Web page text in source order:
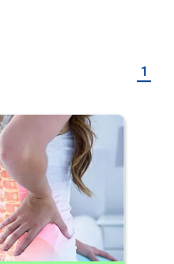
1